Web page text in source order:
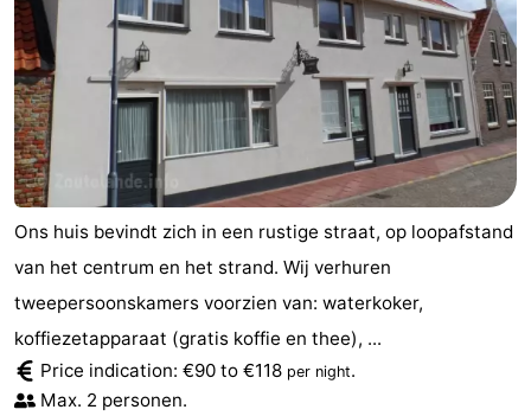
Ons huis bevindt zich in een rustige straat, op loopafstand
van het centrum en het strand. Wij verhuren
tweepersoonskamers voorzien van: waterkoker,
koffiezetapparaat (gratis koffie en thee), ...
Price indication: €90 to €118 per night.
Max. 2 personen.